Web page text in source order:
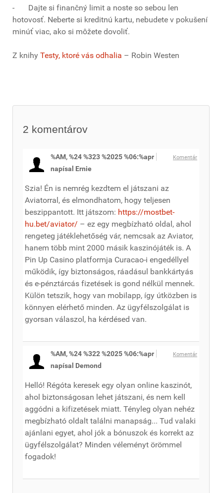
- Dajte si finančný limit a noste so sebou len
hotovosť. Neberte si kreditnú kartu, nebudete v pokušení
minúť viac, ako si môžete dovoliť.
Z knihy Testy, ktoré vás odhalia – Robin Westen
2 komentárov
Komentár
%AM, %24 %323 %2025 %06:%apr
napísal Ernie
Szia! Én is nemrég kezdtem el játszani az
Aviatorral, és elmondhatom, hogy teljesen
beszippantott. Itt játszom: https://mostbet-
hu.bet/aviator/ – ez egy megbízható oldal, ahol
rengeteg játéklehetőség vár, nemcsak az Aviator,
hanem több mint 2000 másik kaszinójáték is. A
Pin Up Casino platformja Curacao-i engedéllyel
működik, így biztonságos, ráadásul bankkártyás
és e-pénztárcás fizetések is gond nélkül mennek.
Külön tetszik, hogy van mobilapp, így útközben is
könnyen elérhető minden. Az ügyfélszolgálat is
gyorsan válaszol, ha kérdésed van.
Komentár
%AM, %24 %322 %2025 %06:%apr
napísal Demond
Helló! Régóta keresek egy olyan online kaszinót,
ahol biztonságosan lehet játszani, és nem kell
aggódni a kifizetések miatt. Tényleg olyan nehéz
megbízható oldalt találni manapság... Tud valaki
ajánlani egyet, ahol jók a bónuszok és korrekt az
ügyfélszolgálat? Minden véleményt örömmel
fogadok!